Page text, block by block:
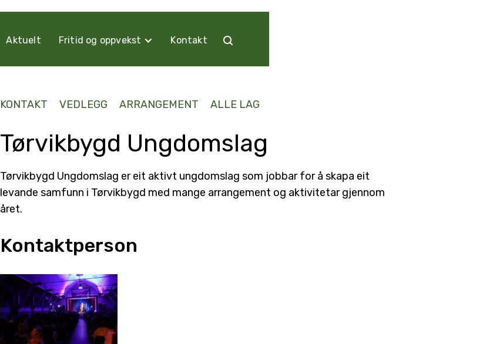
Aktuelt Fritid og oppvekst Kontakt
KONTAKT VEDLEGG ARRANGEMENT ALLE LAG
Tørvikbygd Ungdomslag
Tørvikbygd Ungdomslag er eit aktivt ungdomslag som jobbar for å skapa eit
levande samfunn i Tørvikbygd med mange arrangement og aktivitetar gjennom
året.
Kontaktperson